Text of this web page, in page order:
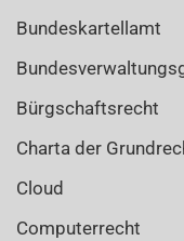
Bundeskartellamt
Bürgschaftsrecht
Charta der
Cloud
Computerrecht